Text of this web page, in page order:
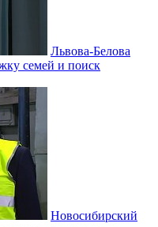
Львова-Белова
семей и поиск
Новосибирский